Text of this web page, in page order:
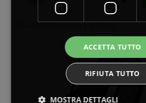
Visualizzati 1-1 su 1 articoli
ACCETTA TUTTO
RIFIUTA TUTTO
MOSTRA DETTAGLI